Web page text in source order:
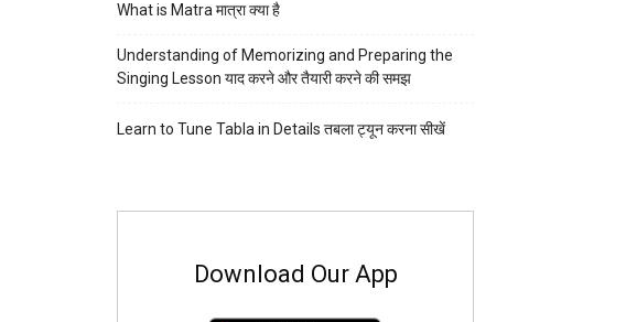
What is Matra मात्रा क्या है
Understanding of Memorizing and Preparing the
Singing Lesson याद करने और तैयारी करने की समझ
Learn to Tune Tabla in Details तबला ट्यून करना सीखें
Download Our App